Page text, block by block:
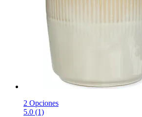
2 Opciones
5.0 (1)